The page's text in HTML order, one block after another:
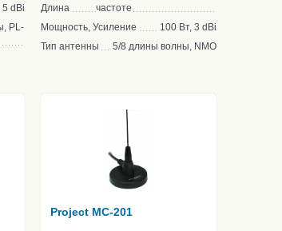
5 dBi
PL-
Длина
частоте
Мощность, Усиление
100 Вт, 3 dBi
Тип антенны
5/8 длины волны, NMO
Project MC-201